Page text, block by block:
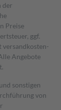
der
Preise
ggf.
versand­kosten­
Angebote
sonstigen
von